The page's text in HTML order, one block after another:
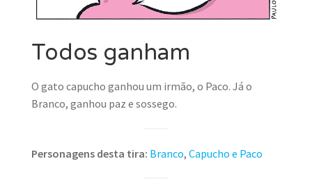
Todos ganham
O gato capucho ganhou um irmão, o Paco. Já o
Branco, ganhou paz e sossego.
Personagens desta tira: Branco, Capucho e Paco